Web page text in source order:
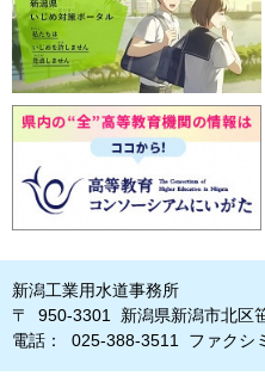
新潟工業用水道事務所
〒 950-3301 新潟県新潟市北区
電話： 025-388-3511 ファクシ